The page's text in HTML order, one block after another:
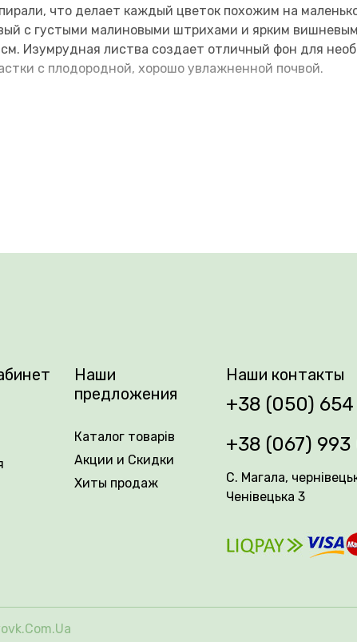
что делает каждый цветок похожим на
с густыми малиновыми штрихами и ярким
Изумрудная листва создает отличный фон для
с плодородной, хорошо увлажненной почвой.
и весеннего настроения.
Наши
предложения
Каталог товарів
Акции и Скидки
Хиты продаж
Наши контакты
+38 (050) 654
+38 (067) 993
С. Магала,
Ченівецька 3